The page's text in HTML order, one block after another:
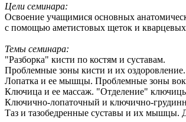
Цели семинара:
Освоение учащимися основных
с помощью аметистовых щеток и
Темы семинара:
"Разборка" кисти по костям и суставам.
Проблемные зоны кисти и их оздоровление.
Лопатка и ее мышцы. Проблемные зоны
Ключица и ее массаж. "Отделение"
Ключично-лопаточный и ключично-
Таз и тазобедренные суставы и их мышцы.